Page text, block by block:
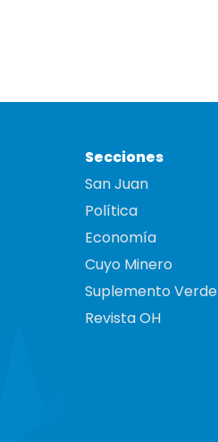
Secciones
San Juan
Política
Economía
Cuyo Minero
Suplemento Verde
Revista OH